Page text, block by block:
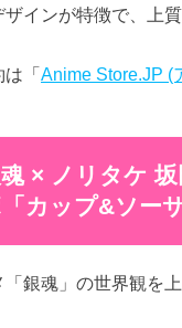
ザインが特徴で、上
は「Anime Store.JP (
× ノリタケ
カップ&ソー
「銀魂」の世界観を